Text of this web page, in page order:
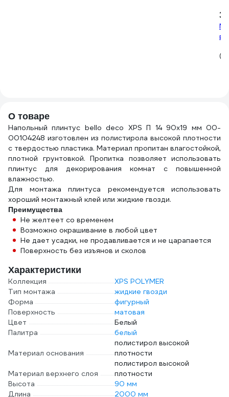
3
О товаре
Напольный плинтус bello deco XPS П 14 90x19 мм 00-
00104248 изготовлен из полистирола высокой плотности
с твердостью пластика. Материал пропитан влагостойкой,
плотной грунтовкой. Пропитка позволяет использовать
плинтус для декорирования комнат с повышенной
влажностью.
Для монтажа плинтуса рекомендуется использовать
хороший монтажный клей или жидкие гвозди.
Преимущества
Не желтеет со временем
Возможно окрашивание в любой цвет
Не дает усадки, не продавливается и не царапается
Поверхность без изъянов и сколов
Характеристики
Коллекция
XPS POLYMER
Тип монтажа
жидкие гвозди
Форма
фигурный
Поверхность
матовая
Цвет
Белый
Палитра
белый
Материал основания
полистирол высокой
плотности
Материал верхнего слоя
полистирол высокой
плотности
Высота
90 мм
Длина
2000 мм